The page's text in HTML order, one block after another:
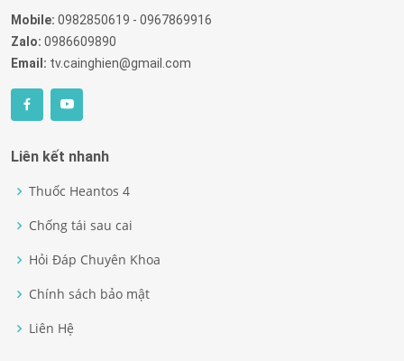
Mobile: 0982850619 - 0967869916
Zalo: 0986609890
Email: tv.cainghien@gmail.com
Liên kết nhanh
Thuốc Heantos 4
Chống tái sau cai
Hỏi Đáp Chuyên Khoa
Chính sách bảo mật
Liên Hệ